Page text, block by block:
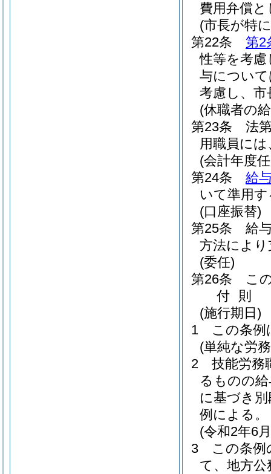
費用弁償
(市長が特
第22条
第2
性等を考
与につい
考慮し、
(休職者の
第23条
法
用職員に
(会計年度
第24条
給
いて準用
(口座振替)
第25条
給
方法によ
(委任)
第26条
こ
付 則
(施行期日)
1
この条例
(単純な労
2
技能労務
るものの
に基づき
例による。
(令和2年6
3
この条例
て、地方